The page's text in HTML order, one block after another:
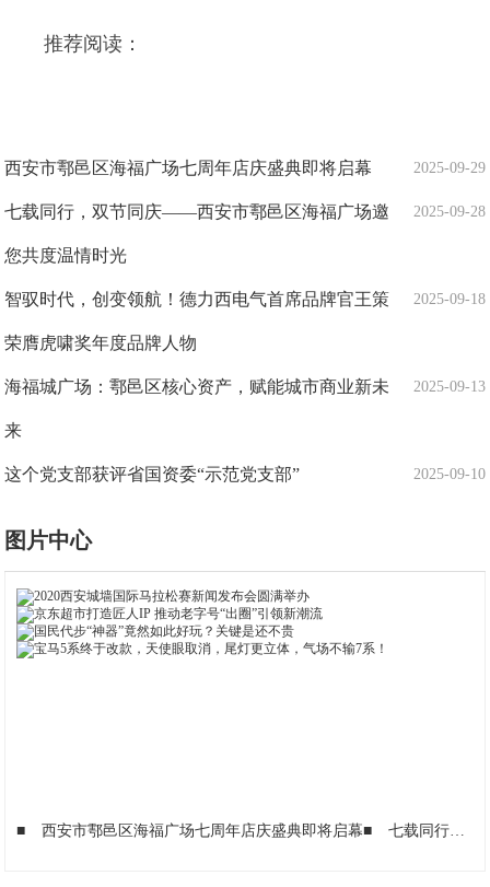
推荐阅读：
2025-09-29
西安市鄠邑区海福广场七周年店庆盛典即将启幕
2025-09-28
七载同行，双节同庆——西安市鄠邑区海福广场邀
您共度温情时光
2025-09-18
智驭时代，创变领航！德力西电气首席品牌官王策
荣膺虎啸奖年度品牌人物
2025-09-13
海福城广场：鄠邑区核心资产，赋能城市商业新未
来
2025-09-10
这个党支部获评省国资委“示范党支部”
图片中心
■ 西安市鄠邑区海福广场七周年店庆盛典即将启幕■ 七载同行，双节同庆——西安市鄠邑区海福广场邀您共度温情时光